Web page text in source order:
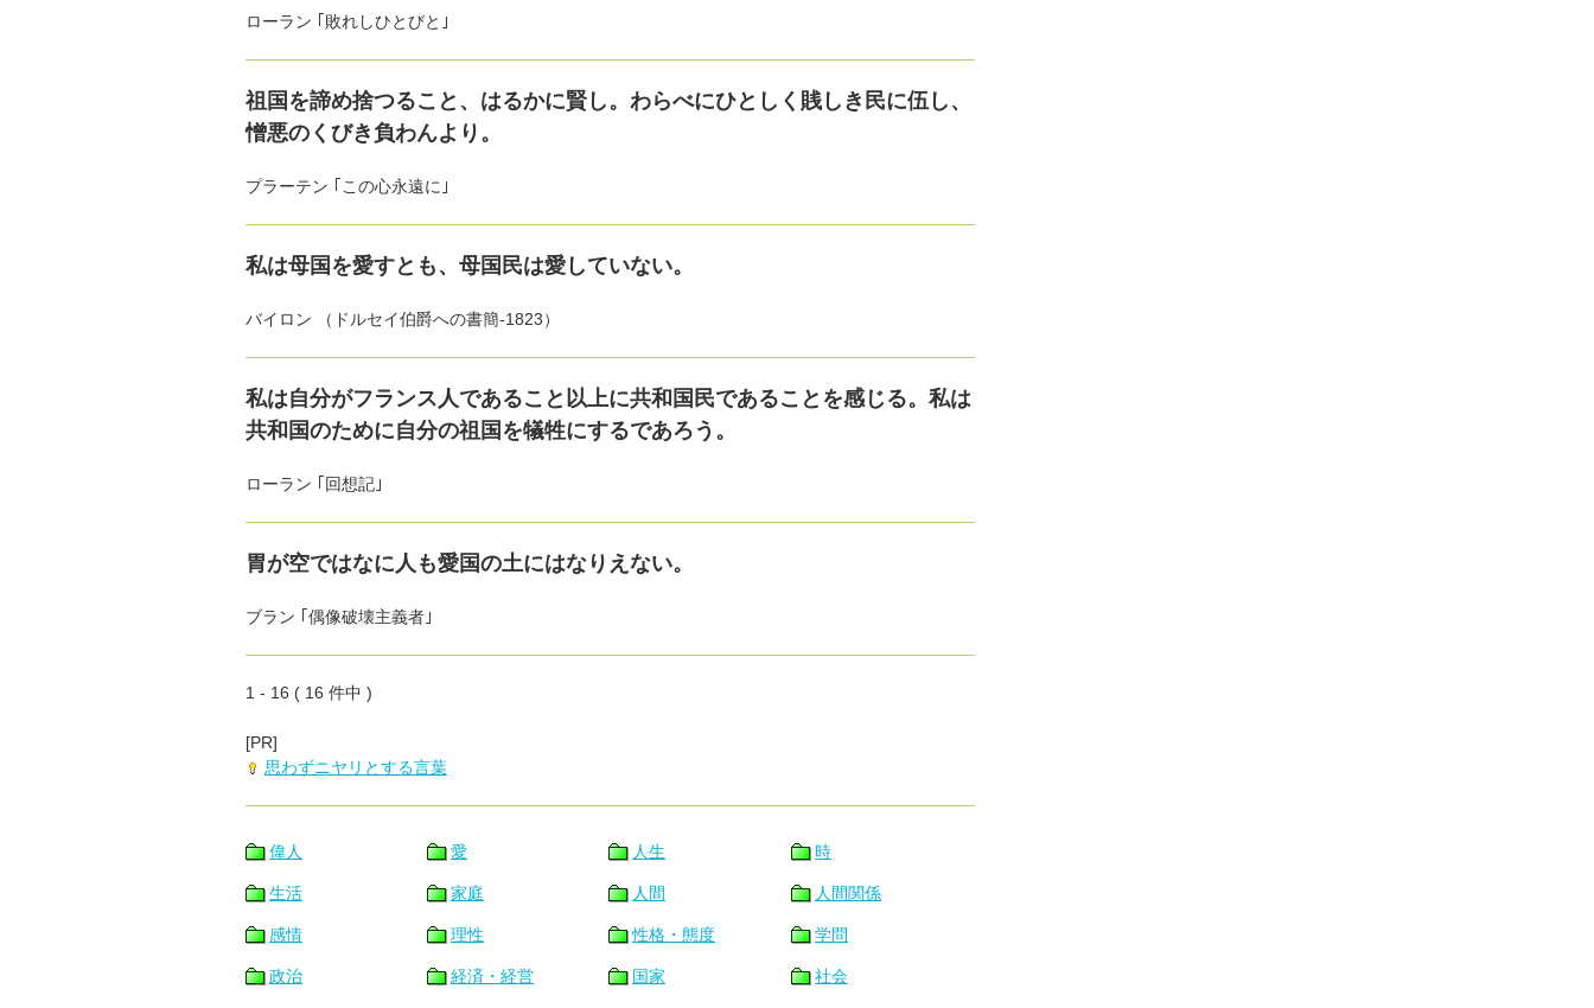
ローラン ｢敗れしひとびと｣
祖国を諦め捨つること、はるかに賢し。わらべにひとしく賎しき民に伍し、
憎悪のくびき負わんより。
プラーテン ｢この心永遠に｣
私は母国を愛すとも、母国民は愛していない。
バイロン （ドルセイ伯爵への書簡-1823）
私は自分がフランス人であること以上に共和国民であることを感じる。私は
共和国のために自分の祖国を犠牲にするであろう。
ローラン ｢回想記｣
胃が空ではなに人も愛国の土にはなりえない。
ブラン ｢偶像破壊主義者｣
1 - 16 ( 16 件中 )
[PR]
思わずニヤリとする言葉
偉人 愛 人生 時
生活 家庭 人間 人間関係
感情 理性 性格・態度 学問
政治 経済・経営 国家 社会